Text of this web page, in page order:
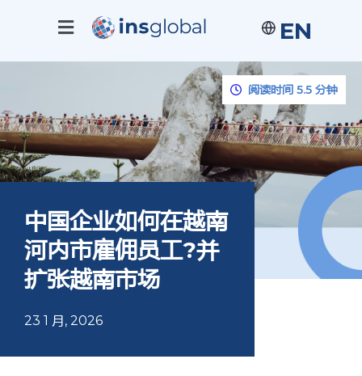
EN
阅读时间 5.5 分钟
中国企业如何在越南
河内市雇佣员工?并
扩张越南市场
23 1 月, 2026